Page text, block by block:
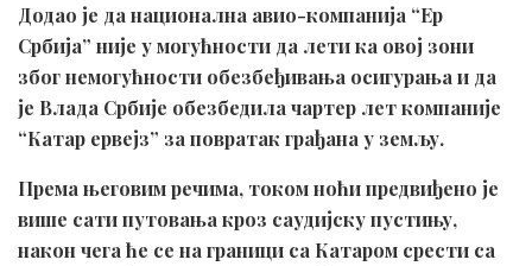
Додао је да национална авио-компанија “Ер
Србија” није у могућности да лети ка овој зони
због немогућности обезбеђивања осигурања и да
је Влада Србије обезбедила чартер лет компаније
“Катар ервејз” за повратак грађана у земљу.
Према његовим речима, током ноћи предвиђено је
више сати путовања кроз саудијску пустињу,
након чега ће се на граници са Катаром срести са